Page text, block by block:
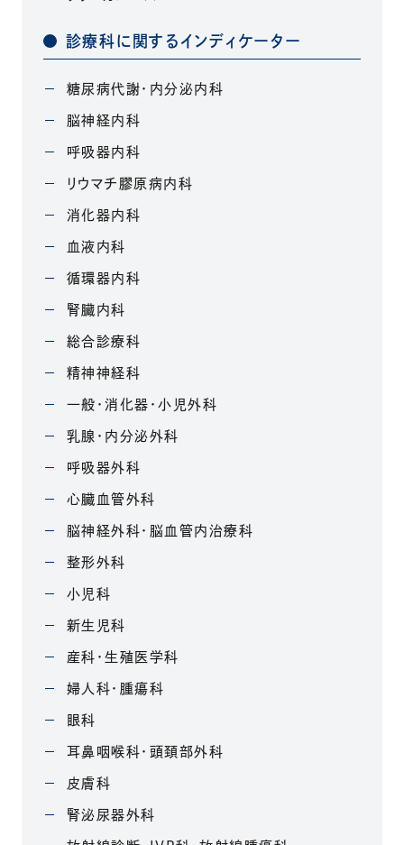
診療科に関するインディケーター
糖尿病代謝・内分泌内科
脳神経内科
呼吸器内科
リウマチ膠原病内科
消化器内科
血液内科
循環器内科
腎臓内科
総合診療科
精神神経科
一般・消化器・小児外科
乳腺・内分泌外科
呼吸器外科
心臓血管外科
脳神経外科・脳血管内治療科
整形外科
小児科
新生児科
産科・生殖医学科
婦人科・腫瘍科
眼科
耳鼻咽喉科・頭頚部外科
皮膚科
腎泌尿器外科